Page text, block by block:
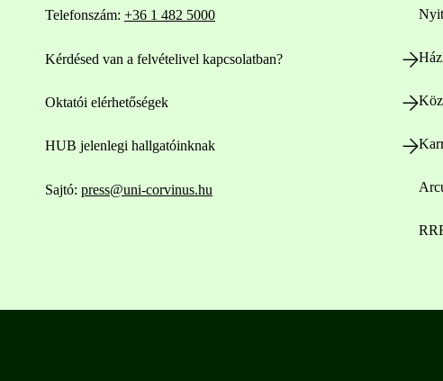
Telefonszám: +36 1 482 5000
Kérdésed van a felvételivel kapcsolatban?
Oktatói elérhetőségek
HUB jelenlegi hallgatóinknak
Sajtó: press@uni-corvinus.hu